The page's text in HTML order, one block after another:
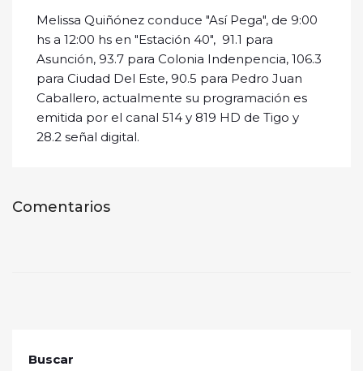
Melissa Quiñónez conduce "Así Pega", de 9:00
hs a 12:00 hs en "Estación 40", 91.1 para
Asunción, 93.7 para Colonia Indenpencia, 106.3
para Ciudad Del Este, 90.5 para Pedro Juan
Caballero, actualmente su programación es
emitida por el canal 514 y 819 HD de Tigo y
28.2 señal digital.
Comentarios
Buscar